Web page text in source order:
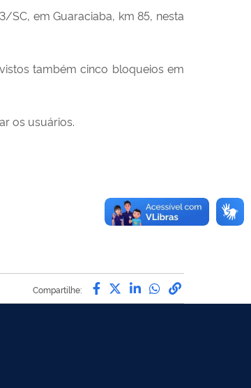
SC, em Guaraciaba, km 85, nesta
também cinco bloqueios em
os usuários.
Compartilhe: Compartilhe por
Compartilhe por
Compartilhe por
Compartilhe
link para